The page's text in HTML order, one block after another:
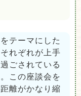
テーマにした
れぞれが上手
ごされている
この座談会を
離がかなり縮